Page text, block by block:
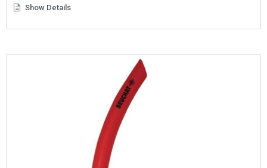
Show Details